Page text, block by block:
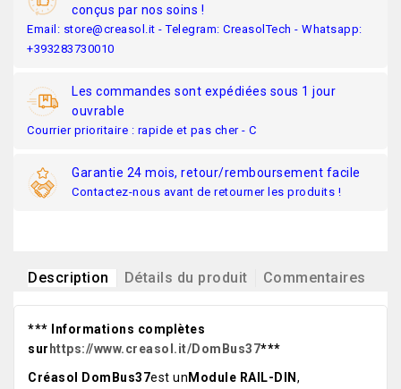
conçus par nos soins !
Email: store@creasol.it - Telegram: CreasolTech - Whatsapp:
+393283730010
Les commandes sont expédiées sous 1 jour
ouvrable
Courrier prioritaire : rapide et pas cher - C
Garantie 24 mois, retour/remboursement facile
Contactez-nous avant de retourner les produits !
Description Détails du produit Commentaires
*** Informations complètes
sur https://www.creasol.it/DomBus37***
Créasol DomBus37est un Module RAIL-DIN ,